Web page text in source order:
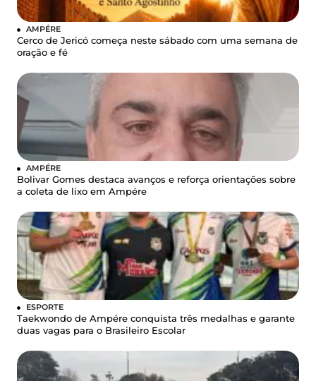
AMPÉRE
Cerco de Jericó começa neste sábado com uma semana de
oração e fé
AMPÉRE
Bolivar Gomes destaca avanços e reforça orientações sobre
a coleta de lixo em Ampére
ESPORTE
Taekwondo de Ampére conquista três medalhas e garante
duas vagas para o Brasileiro Escolar